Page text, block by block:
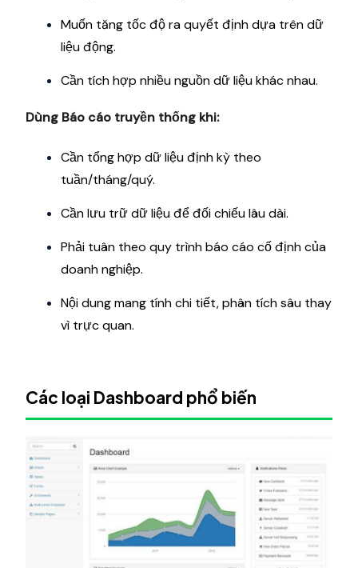
Muốn tăng tốc độ ra quyết định dựa trên dữ
liệu động.
Cần tích hợp nhiều nguồn dữ liệu khác nhau.
Dùng Báo cáo truyền thống khi:
Cần tổng hợp dữ liệu định kỳ theo
tuần/tháng/quý.
Cần lưu trữ dữ liệu để đối chiếu lâu dài.
Phải tuân theo quy trình báo cáo cố định của
doanh nghiệp.
Nội dung mang tính chi tiết, phân tích sâu thay
vì trực quan.
Các loại Dashboard phổ biến